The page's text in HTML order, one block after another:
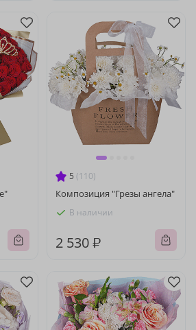
5 (110)
Композиция "Грезы ангела"
В наличии
2 530 ₽